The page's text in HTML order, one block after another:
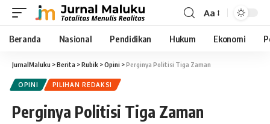
Aa
Beranda Nasional Pendidikan Hukum Ekonomi
JurnalMaluku >Berita >Rubik >Opini >Perginya Politisi Tiga Zaman
OPINI PILIHAN REDAKSI
Perginya Politisi Tiga Zaman